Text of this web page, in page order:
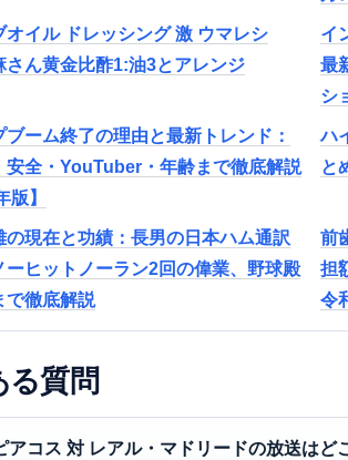
オイル ドレッシング 激 ウマレシ
さん黄金比酢1:油3とアレンジ
イ
最
シ
ブーム終了の理由と最新トレンド：
安全・YouTuber・年齢まで徹底解説
版】
ハ
と
の現在と功績：長男の日本ハム通訳
ーヒットノーラン2回の偉業、野球殿
で徹底解説
前
担
令
る質問
アコス 対 レアル・マドリードの放送はど